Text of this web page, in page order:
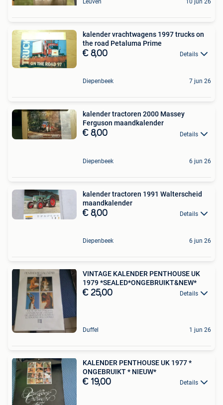
Leuven 10 jun 26
kalender vrachtwagens 1997 trucks on
the road Petaluma Prime
€ 8,00 Details
Diepenbeek 7 jun 26
kalender tractoren 2000 Massey
Ferguson maandkalender
€ 8,00 Details
Diepenbeek 6 jun 26
kalender tractoren 1991 Walterscheid
maandkalender
€ 8,00 Details
Diepenbeek 6 jun 26
VINTAGE KALENDER PENTHOUSE UK
1979 *SEALED*ONGEBRUIKT&NEW*
€ 25,00 Details
Duffel 1 jun 26
KALENDER PENTHOUSE UK 1977 *
ONGEBRUIKT * NIEUW*
€ 19,00 Details